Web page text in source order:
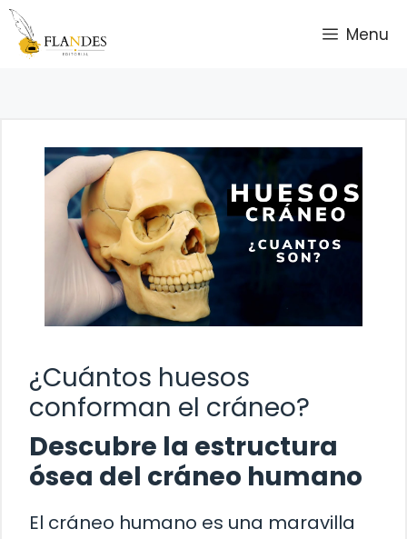
Saltar
contenido
Menu
¿Cuántos huesos
conforman el cráneo?
Descubre la estructura
ósea del cráneo humano
El cráneo humano es una maravilla